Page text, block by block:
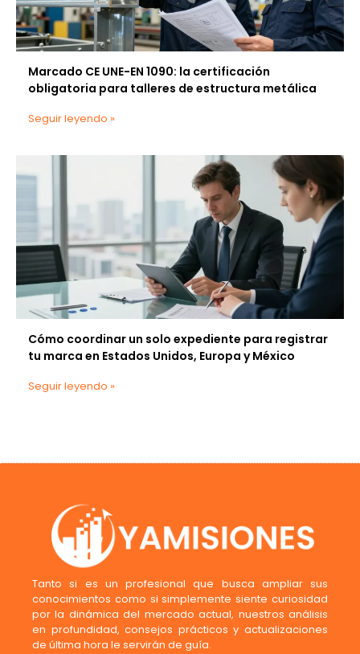
Marcado CE UNE-EN 1090: la certificación
obligatoria para talleres de estructura metálica
Seguir leyendo »
Cómo coordinar un solo expediente para registrar
tu marca en Estados Unidos, Europa y México
Seguir leyendo »
Tanto si es un profesional que busca ampliar sus
conocimientos como si simplemente siente curiosidad
por la dinámica del mercado actual, nuestros análisis
en profundidad, consejos prácticos y actualizaciones
de última hora le servirán de guía.